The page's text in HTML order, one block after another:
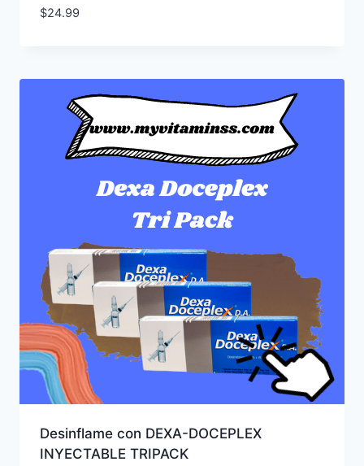
$24.99
Desinflame con DEXA-DOCEPLEX
INYECTABLE TRIPACK